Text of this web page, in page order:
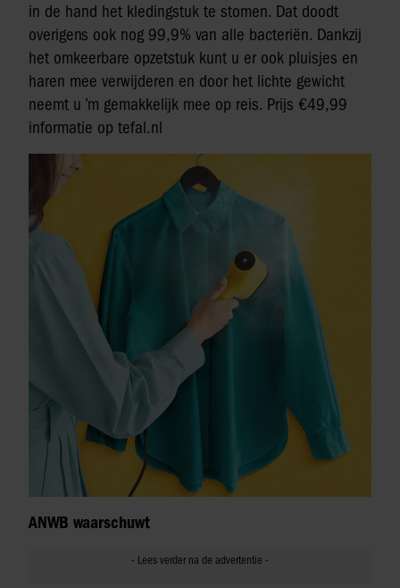
in de hand het kledingstuk te stomen. Dat doodt
overigens ook nog 99,9% van alle bacteriën. Dankzij
het omkeerbare opzetstuk kunt u er ook pluisjes en
haren mee verwijderen en door het lichte gewicht
neemt u ’m gemakkelijk mee op reis. Prijs €49,99
informatie op tefal.nl
ANWB waarschuwt